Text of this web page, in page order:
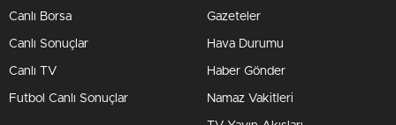
Canlı Borsa
Canlı Sonuçlar
Canlı TV
Futbol Canlı Sonuçlar
Gazeteler
Hava Durumu
Haber Gönder
Namaz Vakitleri